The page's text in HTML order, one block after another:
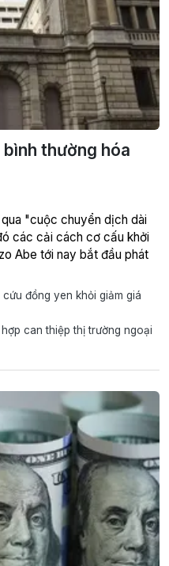
thường hóa
"cuộc chuyển dịch dài
các cải cách cơ cấu khởi
Abe tới nay bắt đầu phát
đồng yen khỏi giảm giá
can thiệp thị trường ngoại